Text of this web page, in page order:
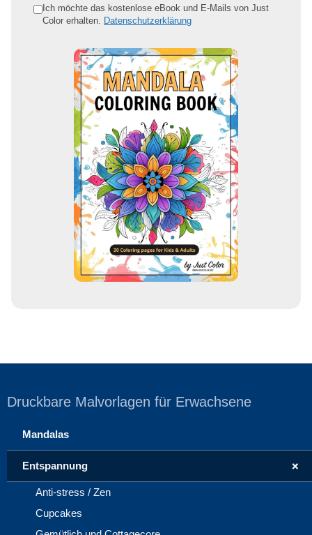
e Ich möchte das kostenlose eBook und E-Mails von Just
Color erhalten. Datenschutzerklärung
Druckbare Malvorlagen für Erwachsene
Mandalas
+
Entspannung
Anti-stress / Zen
Cupcakes